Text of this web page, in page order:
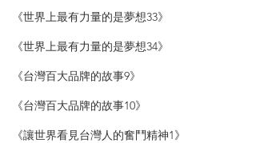
《世界上最有力量的是夢想33》
《世界上最有力量的是夢想34》
《台灣百大品牌的故事9》
《台灣百大品牌的故事10》
《讓世界看見台灣人的奮鬥精神1》